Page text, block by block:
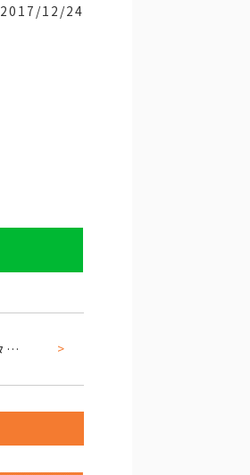
2017/12/24
【プレスリリース】『名刺de商売繁盛アダプタ』販売開始のお知らせ